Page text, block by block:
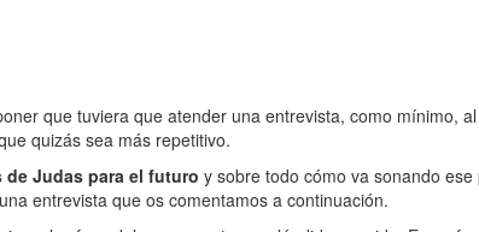
que tuviera que atender una entrevista, como mínimo,
quizás sea más repetitivo.
de Judas para el futuro y sobre todo cómo va sonando
entrevista que os comentamos a continuación.